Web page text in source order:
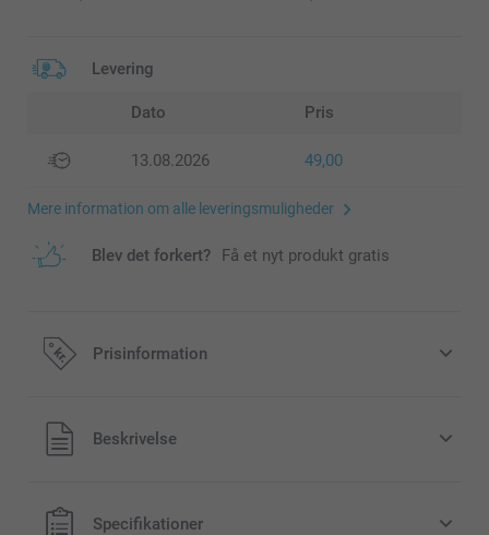
Levering
Dato Pris
13.08.2026 49,00
Mere information om alle leveringsmuligheder
Blev det forkert? Få et nyt produkt gratis
Prisinformation
Alle priser inklusive moms og uden
forsendelsesomkostninger
Beskrivelse
Specifikationer